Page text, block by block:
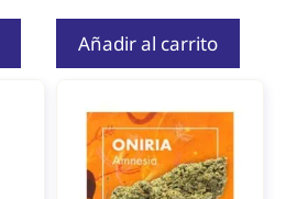
Añadir al carrito